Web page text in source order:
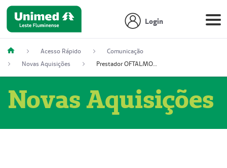
Login
Acesso Rápido
Comunicação
Novas Aquisições
Prestador OFTALMOCLÍNICA SÃO GONÇALO (55004164-2)
Novas Aquisições